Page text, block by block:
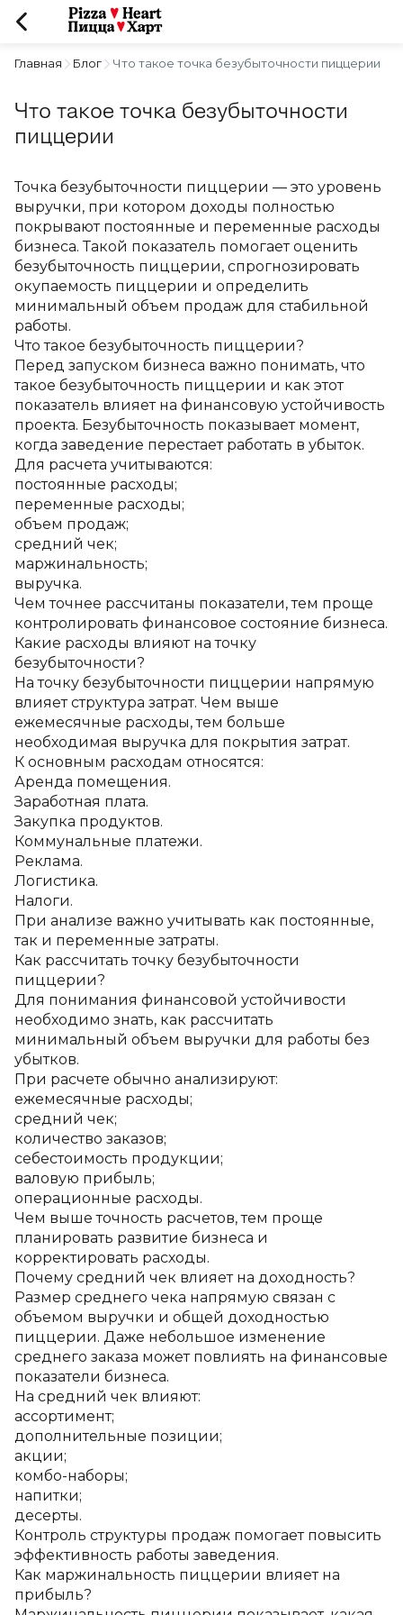
Главная Блог Что такое точка безубыточности пиццерии
Что такое точка безубыточности
пиццерии
Точка безубыточности пиццерии — это уровень
выручки, при котором доходы полностью
покрывают постоянные и переменные расходы
бизнеса. Такой показатель помогает оценить
безубыточность пиццерии, спрогнозировать
окупаемость пиццерии и определить
минимальный объем продаж для стабильной
работы.
Что такое безубыточность пиццерии?
Перед запуском бизнеса важно понимать, что
такое безубыточность пиццерии и как этот
показатель влияет на финансовую устойчивость
проекта. Безубыточность показывает момент,
когда заведение перестает работать в убыток.
Для расчета учитываются:
постоянные расходы;
переменные расходы;
объем продаж;
средний чек;
маржинальность;
выручка.
Чем точнее рассчитаны показатели, тем проще
контролировать финансовое состояние бизнеса.
Какие расходы влияют на точку
безубыточности?
На точку безубыточности пиццерии напрямую
влияет структура затрат. Чем выше
ежемесячные расходы, тем больше
необходимая выручка для покрытия затрат.
К основным расходам относятся:
Аренда помещения.
Заработная плата.
Закупка продуктов.
Коммунальные платежи.
Реклама.
Логистика.
Налоги.
При анализе важно учитывать как постоянные,
так и переменные затраты.
Как рассчитать точку безубыточности
пиццерии?
Для понимания финансовой устойчивости
необходимо знать, как рассчитать
минимальный объем выручки для работы без
убытков.
При расчете обычно анализируют:
ежемесячные расходы;
средний чек;
количество заказов;
себестоимость продукции;
валовую прибыль;
операционные расходы.
Чем выше точность расчетов, тем проще
планировать развитие бизнеса и
корректировать расходы.
Почему средний чек влияет на доходность?
Размер среднего чека напрямую связан с
объемом выручки и общей доходностью
пиццерии. Даже небольшое изменение
среднего заказа может повлиять на финансовые
показатели бизнеса.
На средний чек влияют:
ассортимент;
дополнительные позиции;
акции;
комбо-наборы;
напитки;
десерты.
Контроль структуры продаж помогает повысить
эффективность работы заведения.
Как маржинальность пиццерии влияет на
прибыль?